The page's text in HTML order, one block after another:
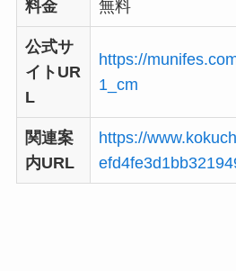
料金 無料
公式サ
イトUR
L
https://
1_cm
関連案
内URL
https://